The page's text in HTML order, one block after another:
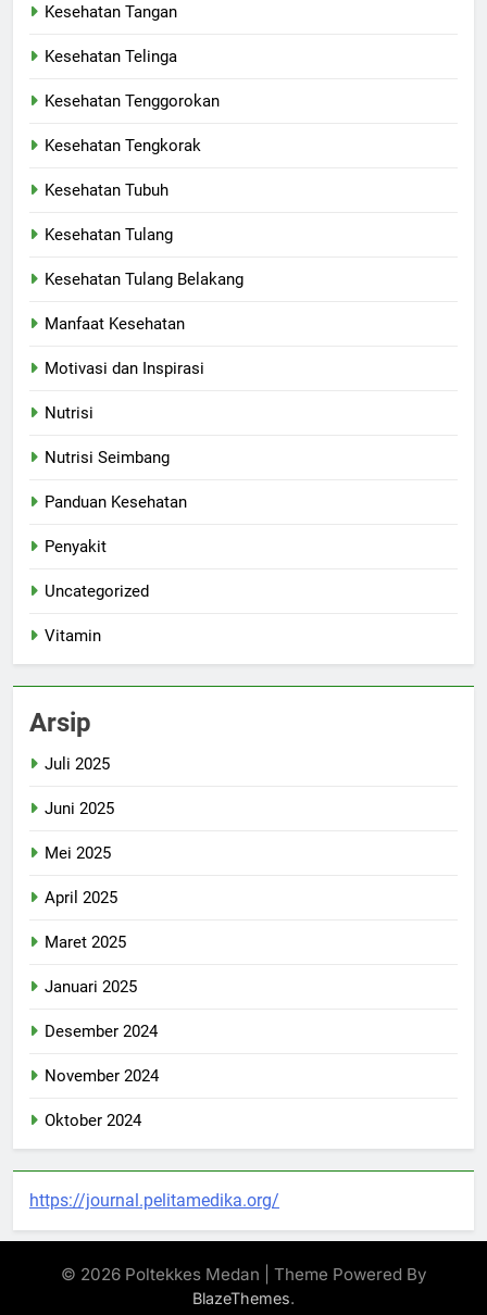
Kesehatan Tangan
Kesehatan Telinga
Kesehatan Tenggorokan
Kesehatan Tengkorak
Kesehatan Tubuh
Kesehatan Tulang
Kesehatan Tulang Belakang
Manfaat Kesehatan
Motivasi dan Inspirasi
Nutrisi
Nutrisi Seimbang
Panduan Kesehatan
Penyakit
Uncategorized
Vitamin
Arsip
Juli 2025
Juni 2025
Mei 2025
April 2025
Maret 2025
Januari 2025
Desember 2024
November 2024
Oktober 2024
https://journal.pelitamedika.org/
© 2026 Poltekkes Medan | Theme Powered By
BlazeThemes.